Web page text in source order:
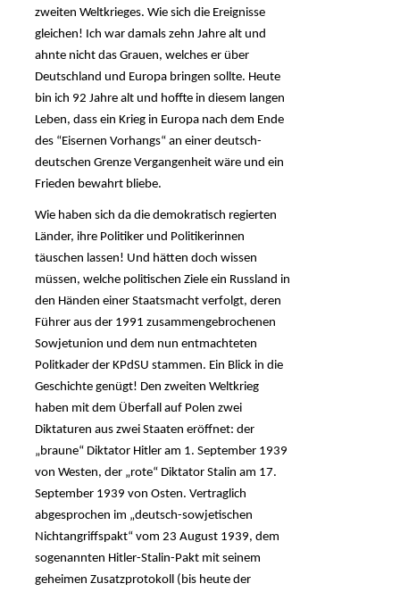
zweiten Weltkrieges. Wie sich die Ereignisse
gleichen! Ich war damals zehn Jahre alt und
ahnte nicht das Grauen, welches er über
Deutschland und Europa bringen sollte. Heute
bin ich 92 Jahre alt und hoffte in diesem langen
Leben, dass ein Krieg in Europa nach dem Ende
des “Eisernen Vorhangs“ an einer deutsch-
deutschen Grenze Vergangenheit wäre und ein
Frieden bewahrt bliebe.
Wie haben sich da die demokratisch regierten
Länder, ihre Politiker und Politikerinnen
täuschen lassen! Und hätten doch wissen
müssen, welche politischen Ziele ein Russland in
den Händen einer Staatsmacht verfolgt, deren
Führer aus der 1991 zusammengebrochenen
Sowjetunion und dem nun entmachteten
Politkader der KPdSU stammen. Ein Blick in die
Geschichte genügt! Den zweiten Weltkrieg
haben mit dem Überfall auf Polen zwei
Diktaturen aus zwei Staaten eröffnet: der
„braune“ Diktator Hitler am 1. September 1939
von Westen, der „rote“ Diktator Stalin am 17.
September 1939 von Osten. Vertraglich
abgesprochen im „deutsch-sowjetischen
Nichtangriffspakt“ vom 23 August 1939, dem
sogenannten Hitler-Stalin-Pakt mit seinem
geheimen Zusatzprotokoll (bis heute der